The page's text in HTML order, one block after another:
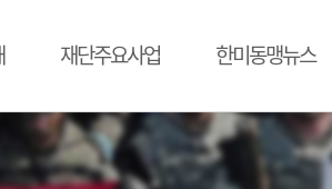
재단주요사업 한미동맹뉴스